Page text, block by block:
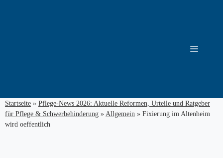
Menü
Startseite » Pflege-News 2026: Aktuelle Reformen, Urteile und Ratgeber
für Pflege & Schwerbehinderung » Allgemein » Fixierung im Altenheim
wird oeffentlich